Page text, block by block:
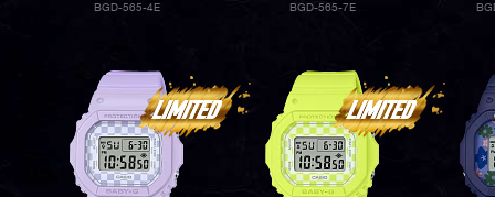
BGD-565-4E BGD-565-7E